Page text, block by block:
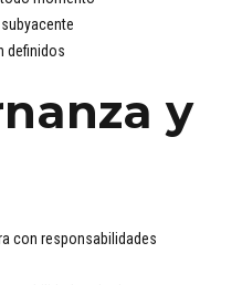
definidos
y
con responsabilidades